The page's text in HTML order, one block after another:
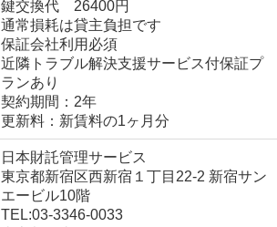
鍵交換代 26400円
通常損耗は貸主負担です
保証会社利用必須
近隣トラブル解決支援サービス付保証プ
ランあり
契約期間：2年
更新料：新賃料の1ヶ月分
日本財託管理サービス
東京都新宿区西新宿１丁目22-2 新宿サン
エービル10階
TEL:03-3346-0033